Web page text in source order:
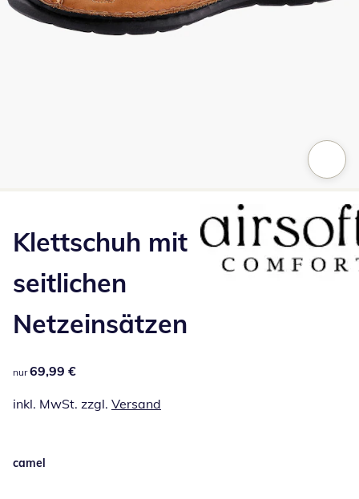
Klettschuh mit
seitlichen
Netzeinsätzen
69,99 €
nur 69,99 €
inkl. MwSt. zzgl. Versand
camel